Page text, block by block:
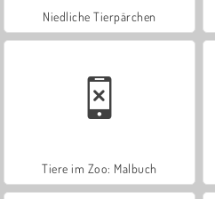
Niedliche Tierpärchen
Tiere im Zoo: Malbuch